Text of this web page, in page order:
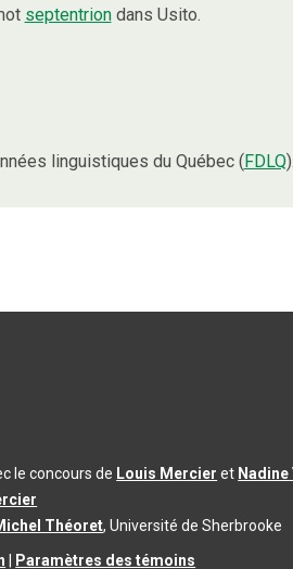
septentriondans Usito.
linguistiques du Québec (FDLQ).
le concours de Louis Mercier et
Théoret, Université de Sherbrooke
Paramètres des témoins